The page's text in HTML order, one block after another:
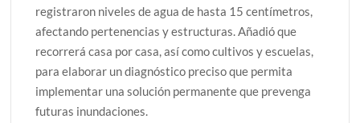
registraron niveles de agua de hasta 15 centímetros,
afectando pertenencias y estructuras. Añadió que
recorrerá casa por casa, así como cultivos y escuelas,
para elaborar un diagnóstico preciso que permita
implementar una solución permanente que prevenga
futuras inundaciones.